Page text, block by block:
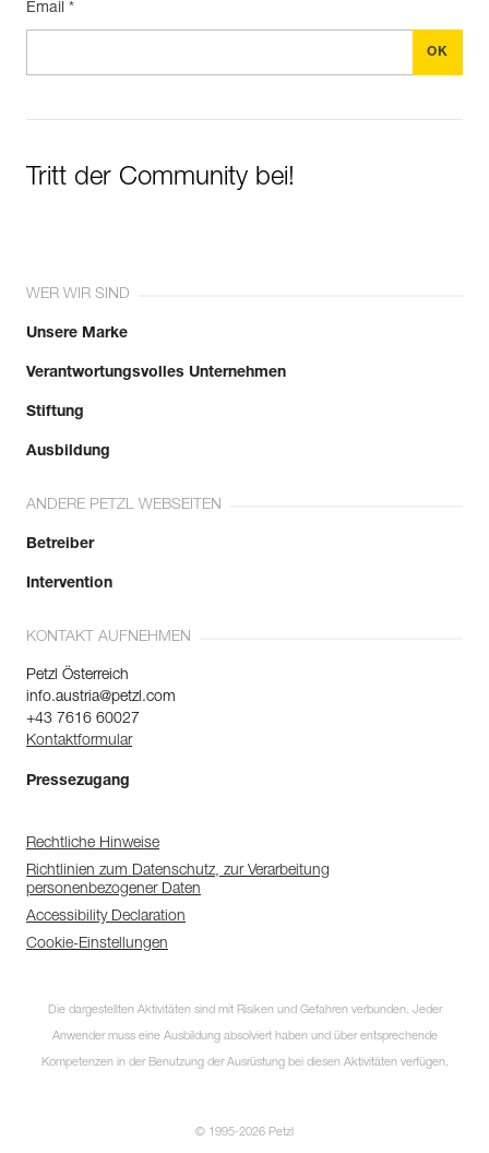
Email *
Tritt der Community bei!
WER WIR SIND
Unsere Marke
Verantwortungsvolles Unternehmen
Stiftung
Ausbildung
ANDERE PETZL WEBSEITEN
Betreiber
Intervention
KONTAKT AUFNEHMEN
Petzl Österreich
info.austria@petzl.com
+43 7616 60027
Kontaktformular
Pressezugang
Rechtliche Hinweise
Richtlinien zum Datenschutz, zur Verarbeitung
personenbezogener Daten
Accessibility Declaration
Cookie-Einstellungen
Die dargestellten Aktivitäten sind mit Risiken und Gefahren verbunden. Jeder
Anwender muss eine Ausbildung absolviert haben und über entsprechende
Kompetenzen in der Benutzung der Ausrüstung bei diesen Aktivitäten verfügen.
© 1995-2026 Petzl